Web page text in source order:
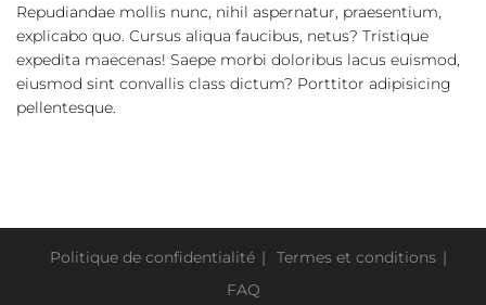
Repudiandae mollis nunc, nihil aspernatur, praesentium,
explicabo quo. Cursus aliqua faucibus, netus? Tristique
expedita maecenas! Saepe morbi doloribus lacus euismod,
eiusmod sint convallis class dictum? Porttitor adipisicing
pellentesque.
Politique de confidentialité
Termes et conditions
FAQ